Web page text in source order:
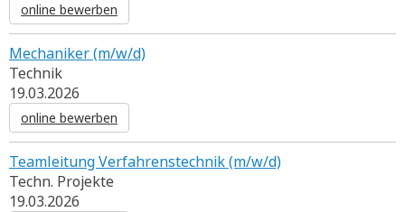
online bewerben
Mechaniker (m/w/d)
Technik
19.03.2026
online bewerben
Teamleitung Verfahrenstechnik (m/w/d)
Techn. Projekte
19.03.2026